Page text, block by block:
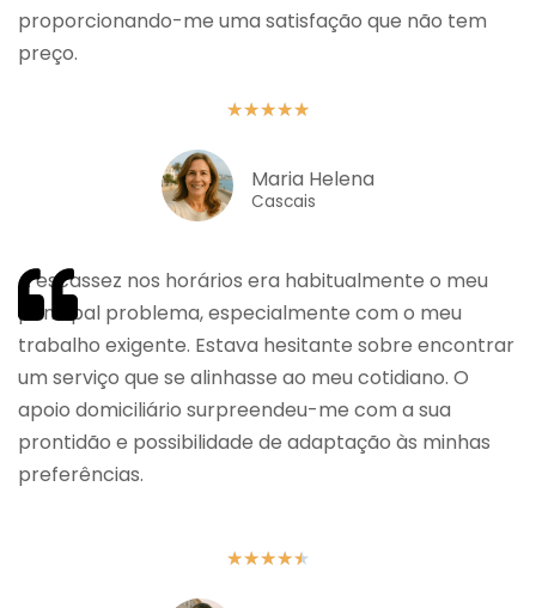
proporcionando-me uma satisfação que não tem
preço.
★★★★★
Maria Helena
Cascais
A escassez nos horários era habitualmente o meu
principal problema, especialmente com o meu
trabalho exigente. Estava hesitante sobre encontrar
um serviço que se alinhasse ao meu cotidiano. O
apoio domiciliário surpreendeu-me com a sua
prontidão e possibilidade de adaptação às minhas
preferências.
★★★★★